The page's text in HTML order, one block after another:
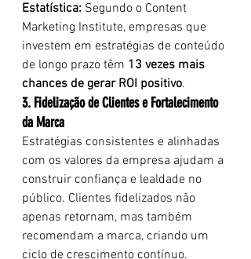
Estatística: Segundo o Content
Marketing Institute, empresas que
investem em estratégias de conteúdo
de longo prazo têm 13 vezes mais
chances de gerar ROI positivo.
3. Fidelização de Clientes e Fortalecimento
da Marca
Estratégias consistentes e alinhadas
com os valores da empresa ajudam a
construir confiança e lealdade no
público. Clientes fidelizados não
apenas retornam, mas também
recomendam a marca, criando um
ciclo de crescimento contínuo.